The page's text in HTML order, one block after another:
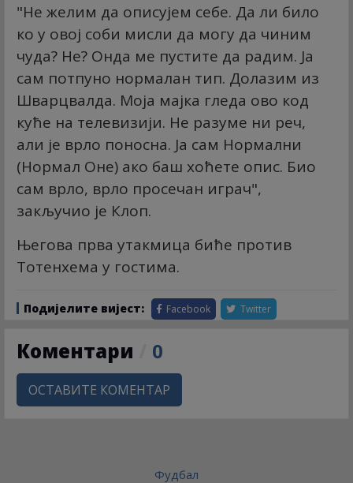
"Не желим да описујем себе. Да ли било
ко у овој соби мисли да могу да чиним
чуда? Не? Онда ме пустите да радим. Ја
сам потпуно нормалан тип. Долазим из
Шварцвалда. Моја мајка гледа ово код
куће на телевизији. Не разуме ни реч,
али је врло поносна. Ја сам Нормални
(Нормал Оне) ако баш хоћете опис. Био
сам врло, врло просечан играч",
закључио је Клоп.
Његова прва утакмица биће против
Тотенхема у гостима.
Подијелите вијест: Facebook Twitter
Коментари 0
ОСТАВИТЕ КОМЕНТАР
Фудбал